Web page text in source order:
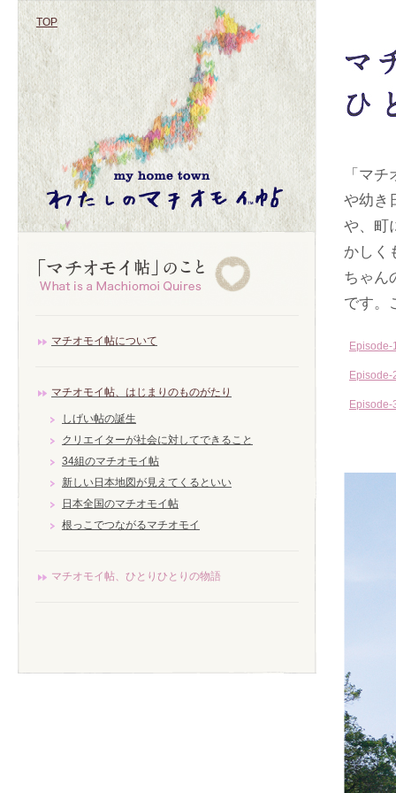
「マ
や幼き
や、町
かしく
ちゃん
です。
Episode-
Episode-
Episode-
TOP
マチオモイ帖について
マチオモイ帖、はじまりのものがたり
しげい帖の誕生
クリエイターが社会に対してできること
34組のマチオモイ帖
新しい日本地図が見えてくるといい
日本全国のマチオモイ帖
根っこでつながるマチオモイ
マチオモイ帖、ひとりひとりの物語